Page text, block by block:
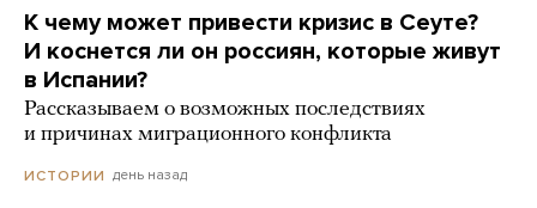
К чему может привести кризис в Сеуте?
И коснется ли он россиян, которые живут
в Испании?
Рассказываем о возможных последствиях
и причинах миграционного конфликта
ИСТОРИИ день назад